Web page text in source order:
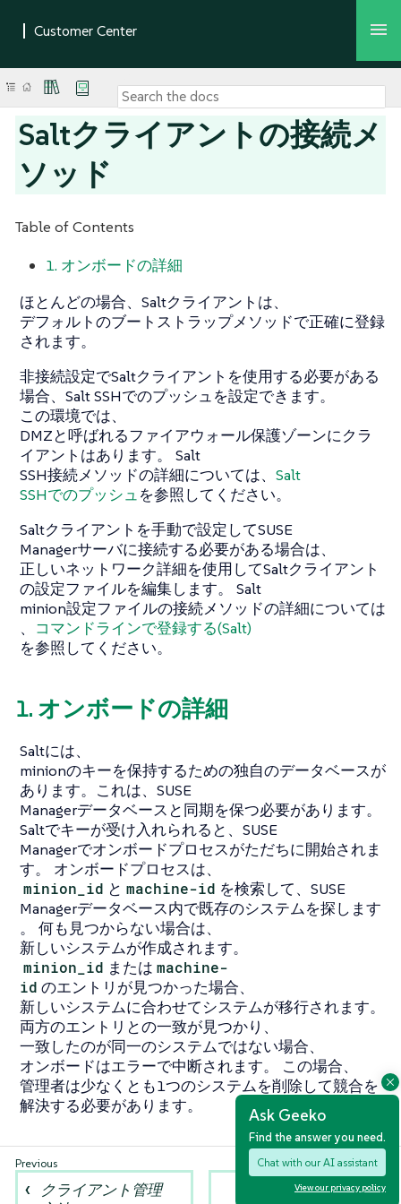
Ask Geeko
Find the answer you need.
Chat with our AI assistant
View our privacy policy
Saltクライアントの接続メ
ソッド
Table of Contents
1. オンボードの詳細
ほとんどの場合、Saltクライアントは、
デフォルトのブートストラップメソッドで正確に登録
されます。
非接続設定でSaltクライアントを使用する必要がある
場合、Salt SSHでのプッシュを設定できます。
この環境では、
DMZと呼ばれるファイアウォール保護ゾーンにクラ
イアントはあります。 Salt
SSH接続メソッドの詳細については、 Salt
SSHでのプッシュを参照してください。
Saltクライアントを手動で設定してSUSE
Managerサーバに接続する必要がある場合は、
正しいネットワーク詳細を使用してSaltクライアント
の設定ファイルを編集します。 Salt
minion設定ファイルの接続メソッドの詳細については
、 コマンドラインで登録する(Salt)
を参照してください。
1. オンボードの詳細
Saltには、
minionのキーを保持するための独自のデータベースが
あります。これは、SUSE
Managerデータベースと同期を保つ必要があります。
Saltでキーが受け入れられると、SUSE
Managerでオンボードプロセスがただちに開始されま
す。 オンボードプロセスは、
minion_id と machine-id を検索して、SUSE
Managerデータベース内で既存のシステムを探します
。 何も見つからない場合は、
新しいシステムが作成されます。
minion_id または machine-
id のエントリが見つかった場合、
新しいシステムに合わせてシステムが移行されます。
両方のエントリとの一致が見つかり、
一致したのが同一のシステムではない場合、
オンボードはエラーで中断されます。 この場合、
管理者は少なくとも1つのシステムを削除して競合を
解決する必要があります。
クライアント管理
Salt